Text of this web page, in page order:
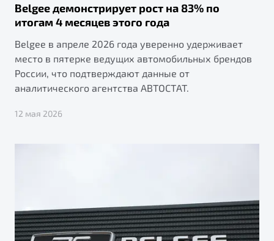
Belgee демонстрирует рост на 83% по
итогам 4 месяцев этого года
Belgee в апреле 2026 года уверенно удерживает
место в пятерке ведущих автомобильных брендов
России, что подтверждают данные от
аналитического агентства АВТОСТАТ.
12 мая 2026